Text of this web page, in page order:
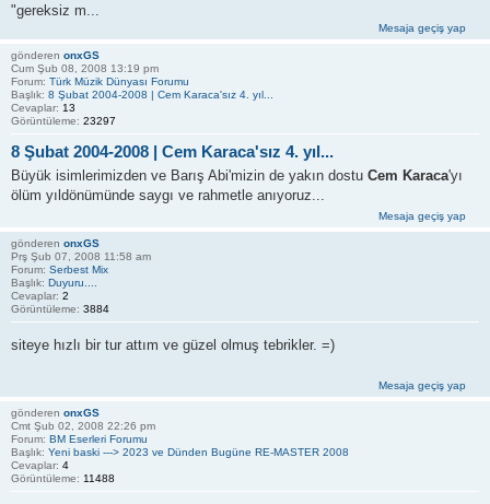
"gereksiz m...
Mesaja geçiş yap
gönderen onxGS
Cum Şub 08, 2008 13:19 pm
Forum: Türk Müzik Dünyası Forumu
Başlık: 8 Şubat 2004-2008 | Cem Karaca'sız 4. yıl...
Cevaplar: 13
Görüntüleme: 23297
8 Şubat 2004-2008 | Cem Karaca'sız 4. yıl...
Büyük isimlerimizden ve Barış Abi'mizin de yakın dostu Cem Karaca'yı
ölüm yıldönümünde saygı ve rahmetle anıyoruz...
Mesaja geçiş yap
gönderen onxGS
Prş Şub 07, 2008 11:58 am
Forum: Serbest Mix
Başlık: Duyuru....
Cevaplar: 2
Görüntüleme: 3884
siteye hızlı bir tur attım ve güzel olmuş tebrikler. =)
Mesaja geçiş yap
gönderen onxGS
Cmt Şub 02, 2008 22:26 pm
Forum: BM Eserleri Forumu
Başlık: Yeni baski ---> 2023 ve Dünden Bugüne RE-MASTER 2008
Cevaplar: 4
Görüntüleme: 11488